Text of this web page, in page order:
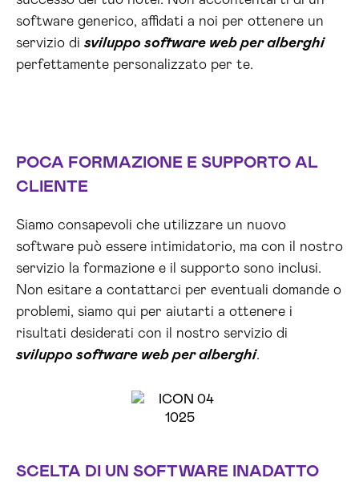
software generico, affidati a noi per ottenere un
servizio di sviluppo software web per alberghi
perfettamente personalizzato per te.
POCA FORMAZIONE E SUPPORTO AL
CLIENTE
Siamo consapevoli che utilizzare un nuovo
software può essere intimidatorio, ma con il nostro
servizio la formazione e il supporto sono inclusi.
Non esitare a contattarci per eventuali domande o
problemi, siamo qui per aiutarti a ottenere i
risultati desiderati con il nostro servizio di
sviluppo software web per alberghi.
SCELTA DI UN SOFTWARE INADATTO